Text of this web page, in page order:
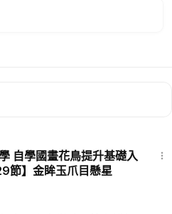
自學國畫花鳥提升基礎入
節】金眸玉爪目懸星